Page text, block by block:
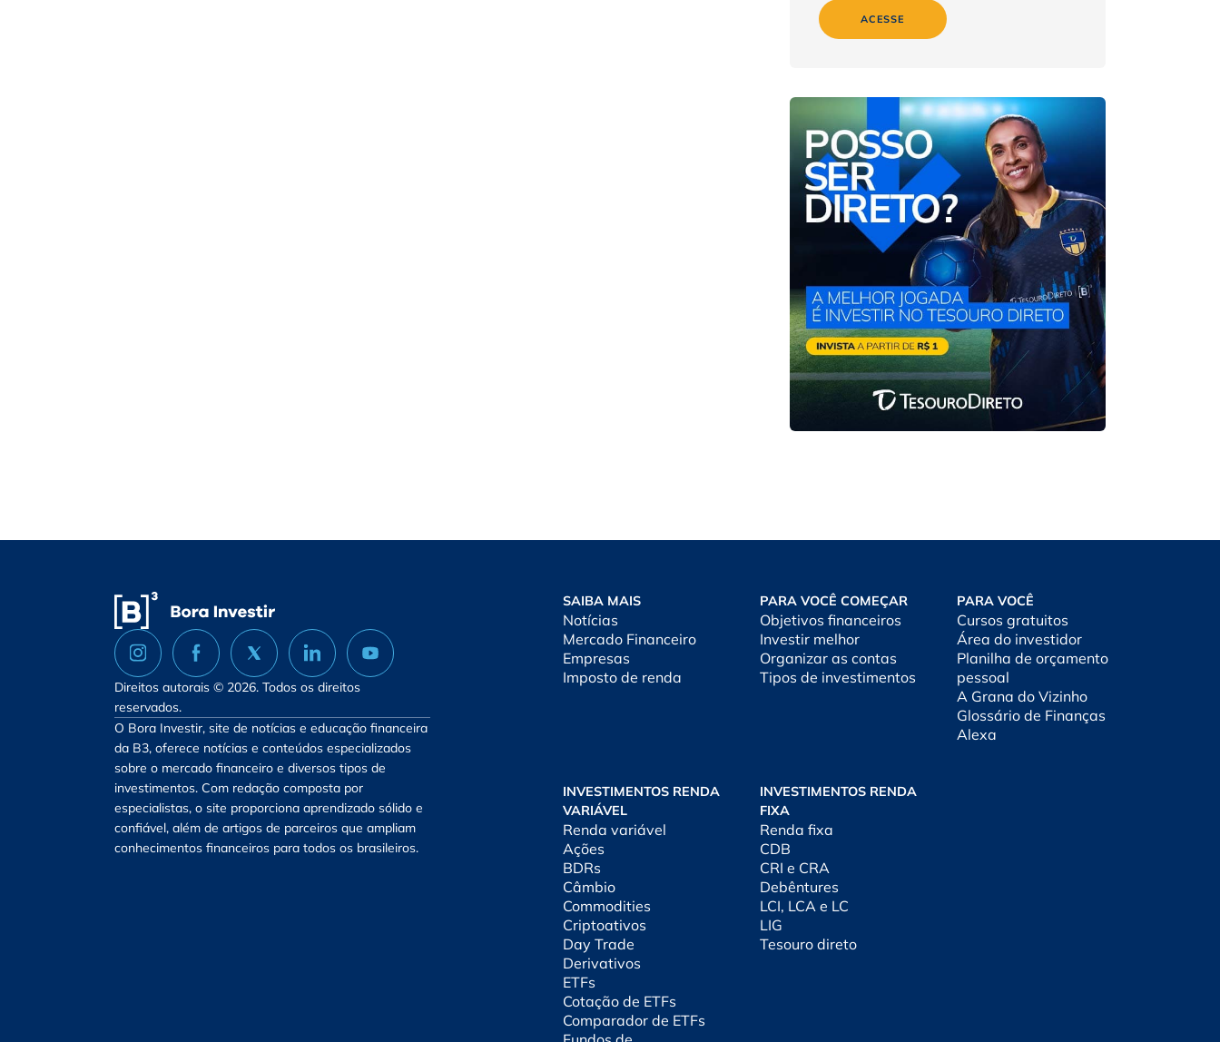
ACESSE
Direitos autorais © 2026. Todos os direitos
reservados.
O Bora Investir, site de notícias e educação financeira
da B3, oferece notícias e conteúdos especializados
sobre o mercado financeiro e diversos tipos de
investimentos. Com redação composta por
especialistas, o site proporciona aprendizado sólido e
confiável, além de artigos de parceiros que ampliam
conhecimentos financeiros para todos os brasileiros.
SAIBA MAIS
Notícias
Mercado Financeiro
Empresas
Imposto de renda
PARA VOCÊ COMEÇAR
Objetivos financeiros
Investir melhor
Organizar as contas
Tipos de investimentos
PARA VOCÊ
Cursos gratuitos
Área do investidor
Planilha de orçamento
pessoal
A Grana do Vizinho
Glossário de Finanças
Alexa
INVESTIMENTOS RENDA
VARIÁVEL
Renda variável
Ações
BDRs
Câmbio
Commodities
Criptoativos
Day Trade
Derivativos
ETFs
Cotação de ETFs
Comparador de ETFs
INVESTIMENTOS RENDA
FIXA
Renda fixa
CDB
CRI e CRA
Debêntures
LCI, LCA e LC
LIG
Tesouro direto